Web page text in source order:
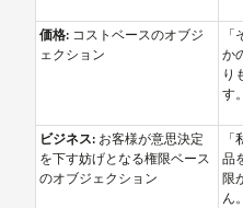
価格: コストベースのオブジ
ェクション
か
り
す
ビジネス: お客様が意思決定
を下す妨げとなる権限ベース
のオブジェクション
品
限
ん